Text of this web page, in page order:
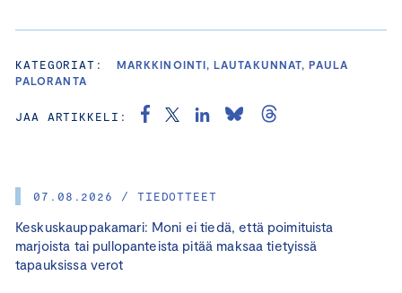
07.08.2026 / TIEDOTTEET
Keskuskauppakamari: Moni ei tiedä, että poimituista
marjoista tai pullopanteista pitää maksaa tietyissä
tapauksissa verot
KATEGORIAT:
MARKKINOINTI, LAUTAKUNNAT, PAULA
PALORANTA
JAA ARTIKKELI: